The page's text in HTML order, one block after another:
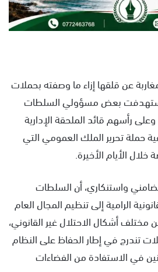
عن قلقها إزاء ما وصفته بحملات
استهدفت بعض مسؤولي السلطات
وعلى رأسهم قائد الملحقة الإدارية
حملة تحرير الملك العمومي التي
الأيام الأخيرة.
واستنكاري، أن السلطات
الرامية إلى تنظيم المجال العام
أشكال الاحتلال غير القانوني،
تندرج في إطار الحفاظ على النظام
في الاستفادة من الفضاءات